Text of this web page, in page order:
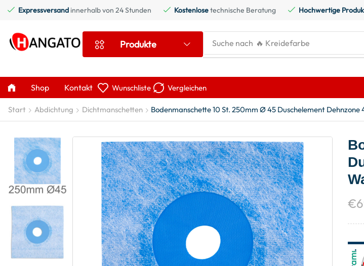
Expressversand innerhalb von 24 Stunden Kostenlosetechnische Beratung Hochwertige
Produkte Suche nach 🔥 Kreidefarbe
Shop Kontakt Wunschliste Vergleichen
Start Abdichtung Dichtmanschetten Bodenmanschette 10 St. 250mm Ø 45 Duschelement
€